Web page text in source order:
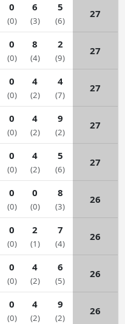
0
(0)
6
(3)
5
(6)
27
0
(0)
8
(4)
2
(9)
27
0
(0)
4
(2)
4
(7)
27
0
(0)
4
(2)
9
(2)
27
0
(0)
4
(2)
5
(6)
27
0
(0)
0
(0)
8
(3)
26
0
(0)
2
(1)
7
(4)
26
0
(0)
4
(2)
6
(5)
26
0
(0)
4
(2)
9
(2)
26